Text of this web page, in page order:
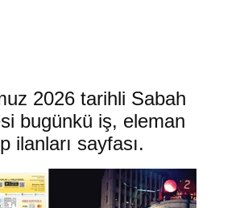
2026 tarihli Sabah
bugünkü iş, eleman
ilanları sayfası.